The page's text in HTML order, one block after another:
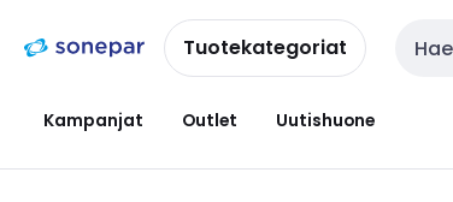
navigointiinsisältöönTuotekategoriat Haku
Kampanjat Outlet Uutishuone